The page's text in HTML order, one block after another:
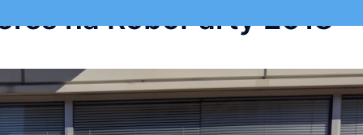
na RoboParty 2018